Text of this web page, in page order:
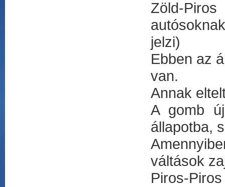
Zöld-
jelzi)
Ebben az
van.
Annak
A gomb
állapotba,
váltások
Piros-